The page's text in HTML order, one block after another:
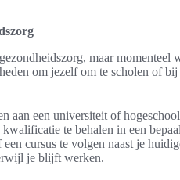
maar momenteel
om jezelf om te scholen of bij
aan een universiteit of
te behalen in een
cursus te volgen naast je
je blijft werken.